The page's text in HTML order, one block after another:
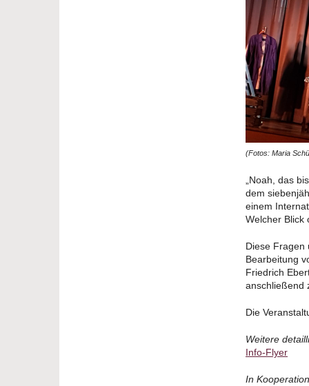
(Fotos: Maria
„Noah, das
dem
einem
Welcher Blick
Diese Fragen
Bearbeitung
Friedrich
anschließend
Die
Weitere
Info-Flyer
In